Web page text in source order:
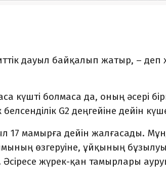
дауыл байқалып жатыр, –
күшті болмаса да, оның әсері
G2 деңгейіне дейін
17 мамырға дейін жалғасады.
өзгеруіне, ұйқының
жүрек-қан тамырлары